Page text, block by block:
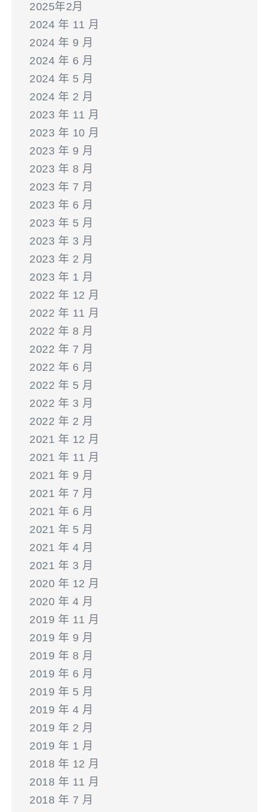
2025年2月
2024 年 11 月
2024 年 9 月
2024 年 6 月
2024 年 5 月
2024 年 2 月
2023 年 11 月
2023 年 10 月
2023 年 9 月
2023 年 8 月
2023 年 7 月
2023 年 6 月
2023 年 5 月
2023 年 3 月
2023 年 2 月
2023 年 1 月
2022 年 12 月
2022 年 11 月
2022 年 8 月
2022 年 7 月
2022 年 6 月
2022 年 5 月
2022 年 3 月
2022 年 2 月
2021 年 12 月
2021 年 11 月
2021 年 9 月
2021 年 7 月
2021 年 6 月
2021 年 5 月
2021 年 4 月
2021 年 3 月
2020 年 12 月
2020 年 4 月
2019 年 11 月
2019 年 9 月
2019 年 8 月
2019 年 6 月
2019 年 5 月
2019 年 4 月
2019 年 2 月
2019 年 1 月
2018 年 12 月
2018 年 11 月
2018 年 7 月